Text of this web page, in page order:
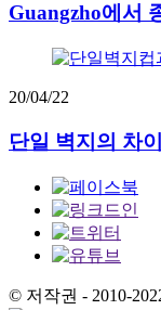
Guangzho에서
20/04/22
단일 벽지의 차
© 저작권 - 2010-